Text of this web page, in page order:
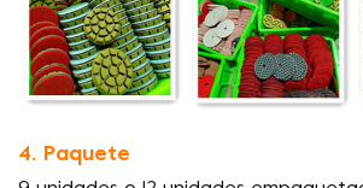
4. Paquete